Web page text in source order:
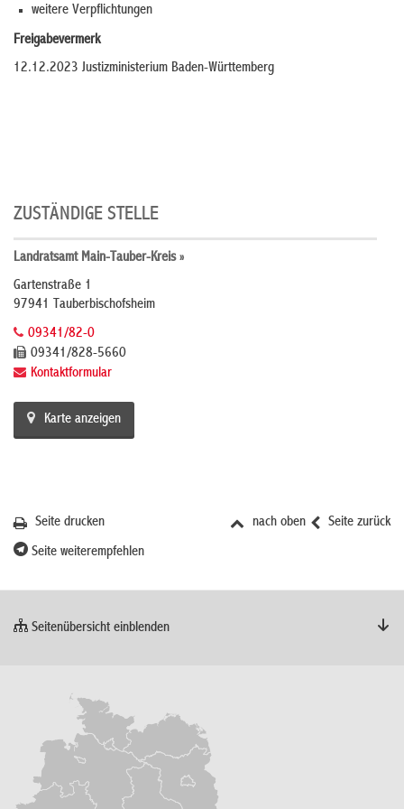
weitere Verpflichtungen
Freigabevermerk
12.12.2023 Justizministerium Baden-Württemberg
ZUSTÄNDIGE STELLE
Landratsamt Main-Tauber-Kreis »
Gartenstraße 1
97941 Tauberbischofsheim
09341/82-0
09341/828-5660
Kontaktformular
Karte anzeigen
Seite zurück
nach oben
Seite drucken
Seite weiterempfehlen
Seitenübersicht einblenden